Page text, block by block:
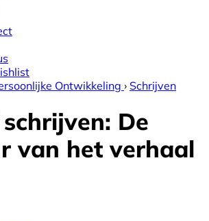
Ontwikkeling › Schrijven
De
van het verhaal